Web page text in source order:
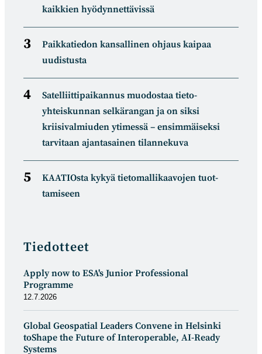
kaikkien hyödynnettävissä
Paikkatiedon kansallinen ohjaus kaipaa
uudistusta
Satelliitti­paikannus muodostaa tieto­
yhteiskunnan selkä­rangan ja on siksi
kriisivalmiuden ytimessä – ensimmäiseksi
tarvitaan ajantasainen tilannekuva
KAATIOsta kykyä tietomal­likaa­vojen tuot­
tamiseen
Tiedotteet
Apply now to ESA's Junior Professional
Programme
12.7.2026
Global Geospatial Leaders Convene in Helsinki
toShape the Future of Interoperable, AI-Ready
Systems